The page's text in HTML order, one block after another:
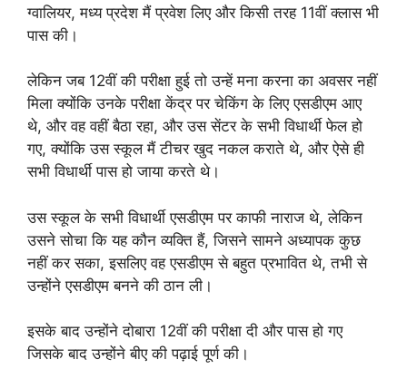
ग्वालियर, मध्य प्रदेश मैं प्रवेश लिए और किसी तरह 11वीं क्लास भी
पास की।
लेकिन जब 12वीं की परीक्षा हुई तो उन्हें मना करना का अवसर नहीं
मिला क्योंकि उनके परीक्षा केंद्र पर चेकिंग के लिए एसडीएम आए
थे, और वह वहीं बैठा रहा, और उस सेंटर के सभी विधार्थी फेल हो
गए, क्योंकि उस स्कूल मैं टीचर खुद नकल कराते थे, और ऐसे ही
सभी विधार्थी पास हो जाया करते थे।
उस स्कूल के सभी विधार्थी एसडीएम पर काफी नाराज थे, लेकिन
उसने सोचा कि यह कौन व्यक्ति हैं, जिसने सामने अध्यापक कुछ
नहीं कर सका, इसलिए वह एसडीएम से बहुत प्रभावित थे, तभी से
उन्होंने एसडीएम बनने की ठान ली।
इसके बाद उन्होंने दोबारा 12वीं की परीक्षा दी और पास हो गए
जिसके बाद उन्होंने बीए की पढ़ाई पूर्ण की।